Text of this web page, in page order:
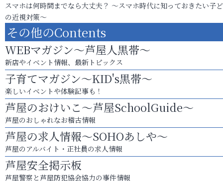
スマホは何時間までなら大丈夫？ ～スマホ時代に知っておきたい子
の近視対策～
その他のContents
WEBマガジン～芦屋人黒帯～
新店やイベント情報、最新トピックス
子育てマガジン～KID's黒帯～
楽しいイベントや体験記事も！
芦屋のおけいこ～芦屋SchoolGuide～
芦屋のおしゃれなお稽古情報
芦屋の求人情報～SOHOあしや～
芦屋のアルバイト・正社員の求人情報
芦屋安全掲示板
芦屋警察と芦屋防犯協会協力の事件情報